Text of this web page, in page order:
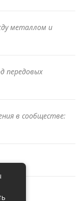
металлом и
передовых
в сообществе: